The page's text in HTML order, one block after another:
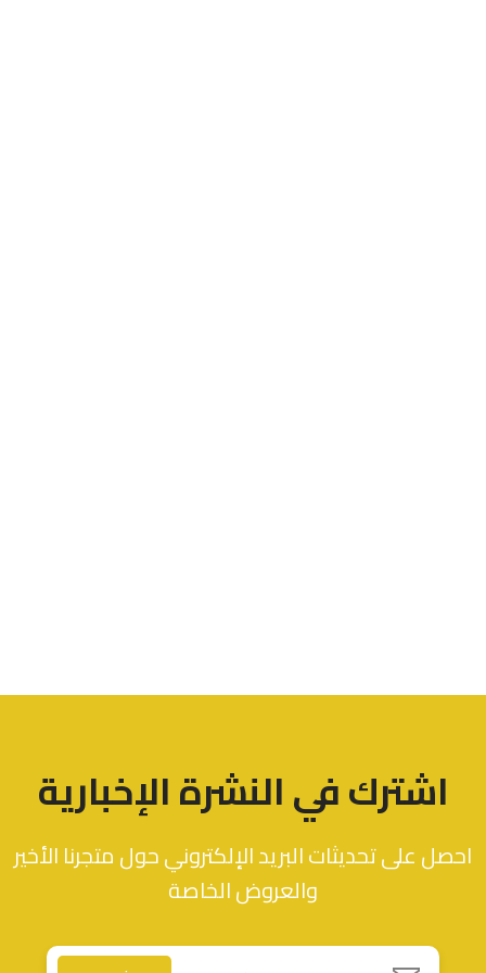
اشترك في النشرة الإخبارية
احصل على تحديثات البريد الإلكتروني حول متجرنا الأخير
والعروض الخاصة